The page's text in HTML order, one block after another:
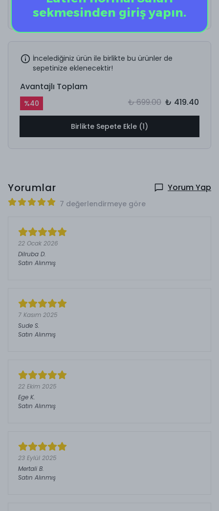
İncelediğiniz ürün ile birlikte bu ürünler de
sepetinize eklenecektir!
Avantajlı Toplam
%40 ₺ 699.00 ₺ 419.40
Birlikte Sepete Ekle (1)
Yorumlar Yorum Yap
7 değerlendirmeye göre
22 Ocak 2026
Dilruba D.
Satın Alınmış
7 Kasım 2025
Sude S.
Satın Alınmış
22 Ekim 2025
Ege K.
Satın Alınmış
23 Eylül 2025
Mertali B.
Satın Alınmış
sekmesinden giriş yapın.